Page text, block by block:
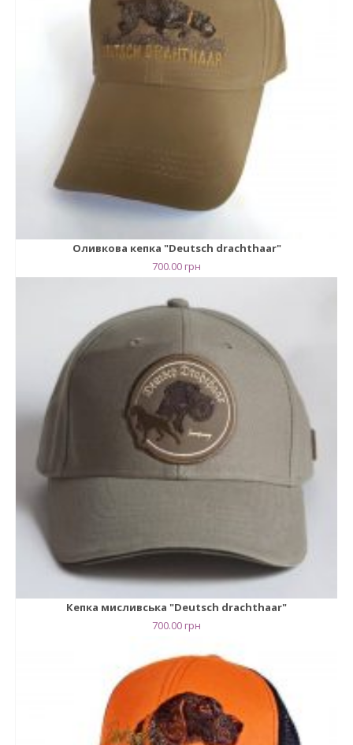
Оливкова кепка "Deutsch drachthaar"
700.00 грн
Кепка мисливська "Deutsch drachthaar"
700.00 грн